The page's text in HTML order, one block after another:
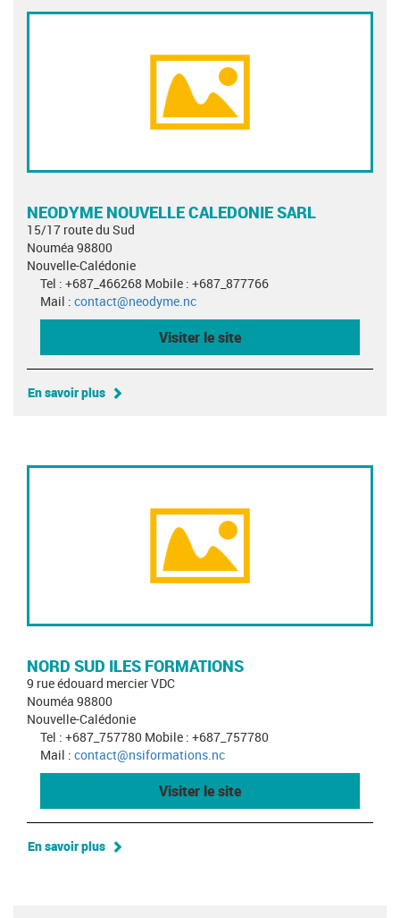
NEODYME NOUVELLE CALEDONIE SARL
15/17 route du Sud
Nouméa 98800
Nouvelle-Calédonie
Tel : +687_466268 Mobile : +687_877766
Mail : contact@neodyme.nc
Visiter le site
En savoir plus
NORD SUD ILES FORMATIONS
9 rue édouard mercier VDC
Nouméa 98800
Nouvelle-Calédonie
Tel : +687_757780 Mobile : +687_757780
Mail : contact@nsiformations.nc
Visiter le site
En savoir plus